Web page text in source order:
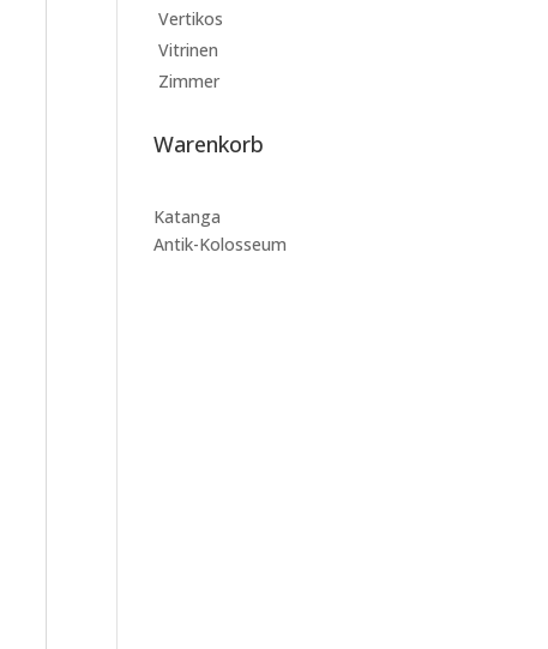
Vertikos
Vitrinen
Zimmer
Warenkorb
Katanga
Antik-Kolosseum